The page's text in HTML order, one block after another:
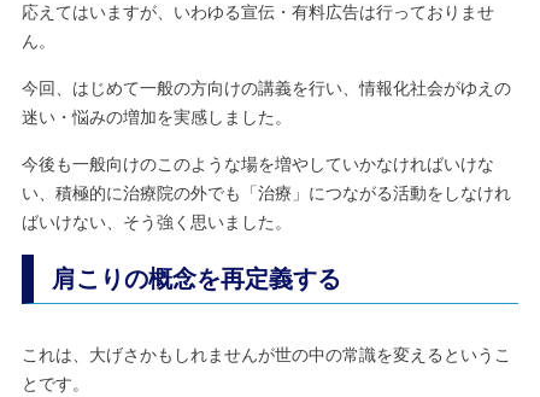
応えてはいますが、いわゆる宣伝・有料広告は行っておりませ
ん。
今回、はじめて一般の方向けの講義を行い、情報化社会がゆえの
迷い・悩みの増加を実感しました。
今後も一般向けのこのような場を増やしていかなければいけな
い、積極的に治療院の外でも「治療」につながる活動をしなけれ
ばいけない、そう強く思いました。
肩こりの概念を再定義する
これは、大げさかもしれませんが世の中の常識を変えるというこ
とです。